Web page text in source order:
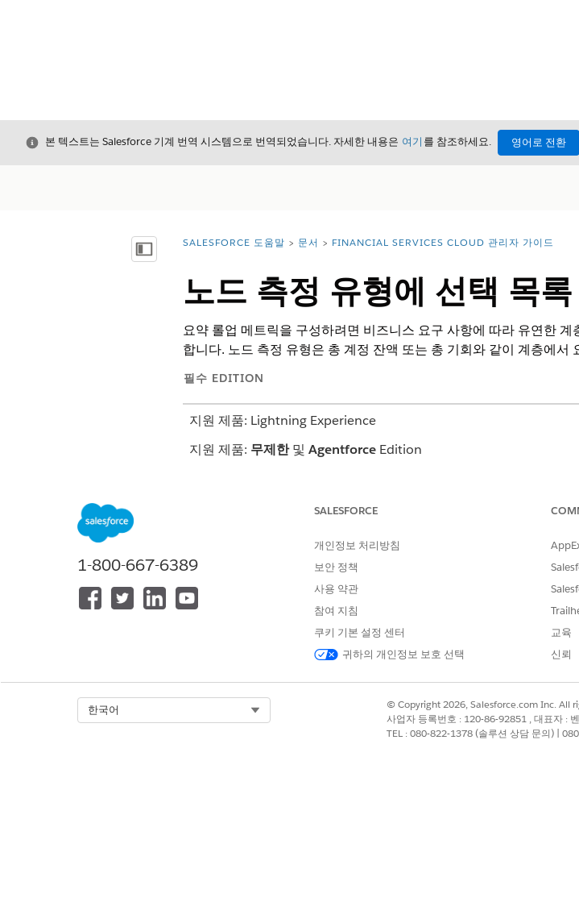
닫기본 텍스트는 Salesforce 기계 번역 시스템으로 번역되었습니다. 자세한 내용은 여기 를 참조하세요. 영어로 전환
목차 표시 위치:
SALESFORCE 도움말 문서 FINANCIAL SERVICES CLOUD 관리자 가이드
노드 측정 유형에 선택 목
요약 롤업 메트릭을 구성하려면 비즈니스 요구 사항에 따라 유연한
합니다. 노드 측정 유형은 총 계정 잔액 또는 총 기회와 같이 계층에서
필수 EDITION
지원 제품: Lightning Experience
지원 제품: 무제한및 AgentforceEdition
노드 측정 유형 필드에 선택 목록 값 추가:
계층 노드에 대한 요약 롤업 메트릭을 구성하는 데 필요한 노드 측정 유형을 식
필드에 선택 목록 값으로 추가합니다.
이 기사를 통해 문제를 해결했습니까?
개선을 위한 의견을 보내주세요.
1-800-667-6389
SALESFORCE
개인정보 처리방침
보안 정책
사용 약관
참여 지침
쿠키 기본 설정 센터
귀하의 개인정보 보호 선택
교육
신뢰
한국어
© Copyright 2026, Salesforce.com Inc. All
사업자 등록번호 : 120-86-92851 , 대표자 :
TEL : 080-822-1378 (솔루션 상담 문의) |